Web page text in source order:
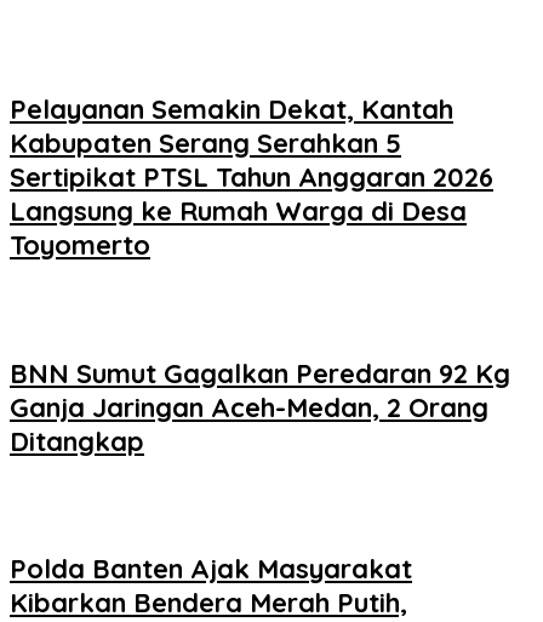
Pelayanan Semakin Dekat, Kantah
Kabupaten Serang Serahkan 5
Sertipikat PTSL Tahun Anggaran 2026
Langsung ke Rumah Warga di Desa
Toyomerto
BNN Sumut Gagalkan Peredaran 92 Kg
Ganja Jaringan Aceh-Medan, 2 Orang
Ditangkap
Polda Banten Ajak Masyarakat
Kibarkan Bendera Merah Putih,